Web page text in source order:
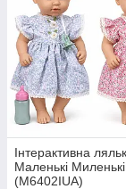
Інтерактивна
Маленькі Миленькі
(M6402IUA)